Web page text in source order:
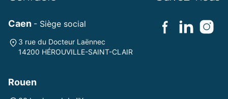
Caen - Siège social
3 rue du Docteur Laënnec
14200 HÉROUVILLE-SAINT-CLAIR
Rouen